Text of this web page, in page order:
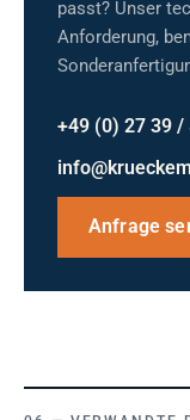
passt? Unser
Anforderung,
+49 (0) 27 39 /
Anfrage